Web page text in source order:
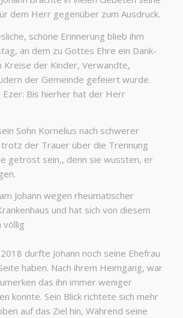
dem Herr gegenüber zum Ausdruck.
schöne Erinnerung blieb ihm
an dem zu Gottes Ehre ein Dank-
der Kinder, Verwandte,
der Gemeinde gefeiert wurde.
Ezer: Bis hierher hat der Herr
Sohn Kornelius nach schwerer
trotz der Trauer über die Trennung
getrost sein,, denn sie wussten, er
Johann wegen rheumatischer
und hat sich von diesem
völlig
durfte Johann noch seine Ehefrau
haben. Nach ihrem Heimgang, war
das ihn immer weniger
konnte. Sein Blick richtete sich mehr
auf das Ziel hin, Während seine